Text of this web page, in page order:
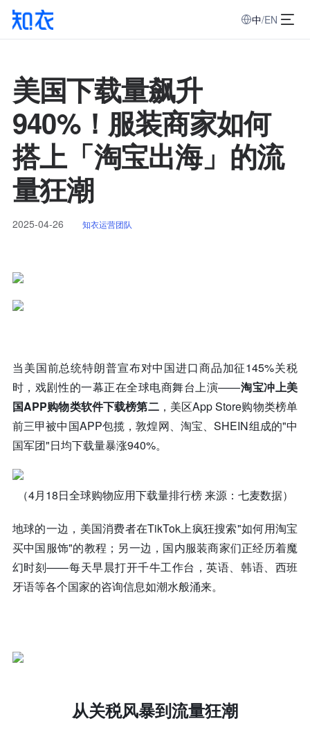
中/EN
美国下载量飙升
940%！服装商家如何
搭上「淘宝出海」的流
量狂潮
2025-04-26 知衣运营团队
当美国前总统特朗普宣布对中国进口商品加征145%关税
时，戏剧性的一幕正在全球电商舞台上演——淘宝冲上美
国APP购物类软件下载榜第二，美区App Store购物类榜单
前三甲被中国APP包揽，敦煌网、淘宝、SHEIN组成的"中
国军团"日均下载量暴涨940%。
（4月18日全球购物应用下载量排行榜 来源：七麦数据）
地球的一边，美国消费者在TikTok上疯狂搜索"如何用淘宝
买中国服饰"的教程；另一边，国内服装商家们正经历着魔
幻时刻——每天早晨打开千牛工作台，英语、韩语、西班
牙语等各个国家的咨询信息如潮水般涌来。
从关税风暴到流量狂潮